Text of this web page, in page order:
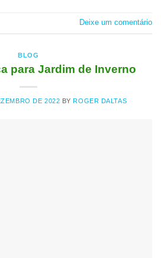
Deixe um comentário
BLOG
para Jardim de Inverno
DE 2022 BYROGER DALTAS